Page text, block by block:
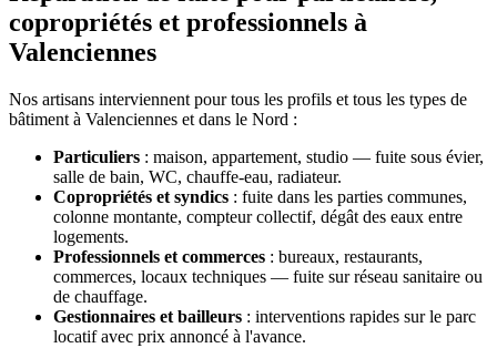
copropriétés et professionnels à
Valenciennes
Nos artisans interviennent pour tous les profils et tous les types de
bâtiment à Valenciennes et dans le Nord :
Particuliers : maison, appartement, studio — fuite sous évier,
salle de bain, WC, chauffe-eau, radiateur.
Copropriétés et syndics : fuite dans les parties communes,
colonne montante, compteur collectif, dégât des eaux entre
logements.
Professionnels et commerces : bureaux, restaurants,
commerces, locaux techniques — fuite sur réseau sanitaire ou
de chauffage.
Gestionnaires et bailleurs : interventions rapides sur le parc
locatif avec prix annoncé à l'avance.